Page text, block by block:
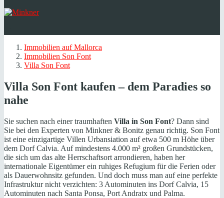
Immobilien auf Mallorca
Immobilien Son Font
Villa Son Font
Villa Son Font kaufen – dem Paradies so
nahe
Sie suchen nach einer traumhaften Villa in Son Font? Dann sind
Sie bei den Experten von Minkner & Bonitz genau richtig. Son Font
ist eine einzigartige Villen Urbansiation auf etwa 500 m Höhe über
dem Dorf Calvia. Auf mindestens 4.000 m² großen Grundstücken,
die sich um das alte Herrschaftsort arrondieren, haben her
internationale Eigentümer ein ruhiges Refugium für die Ferien oder
als Dauerwohnsitz gefunden. Und doch muss man auf eine perfekte
Infrastruktur nicht verzichten: 3 Autominuten ins Dorf Calvia, 15
Autominuten nach Santa Ponsa, Port Andratx und Palma.